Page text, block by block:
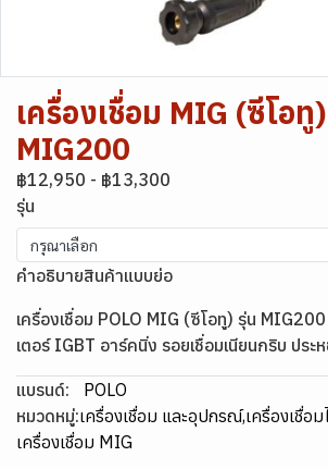
เครื่องเชื่อม MIG (ซีโอทู
MIG200
฿12,950 - ฿13,300
รุ่น
กรุณาเลือก
คำอธิบายสินค้าแบบย่อ
เครื่องเชื่อม POLO MIG (ซีโอทู) รุ่น MIG200
เตอร์ IGBT อาร์คนิ่ง รอยเชื่อมเนียนกริบ ประ
แบรนด์:
POLO
หมวดหมู่:เครื่องเชื่อม และอุปกรณ์,เครื่องเชื่อ
เครื่องเชื่อม MIG